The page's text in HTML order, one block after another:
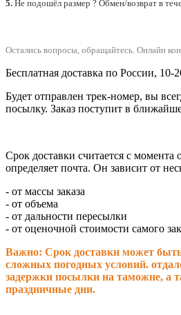
5. Не подошёл размер ? Обмен/возврат в
Остались вопросы, обращайтесь. Онлайн
Бесплатная доставка по России, 10-
Будет отправлен трек-номер, вы
посылку. Заказ поступит в
Срок доставки считается с момента
определяет почта. Он зависит от
- от массы заказа
- от объема
- от дальности пересылки
- от оценочной стоимости самого
Важно: Срок доставки может быть
сложных погодных условий. о
задержки посылки на таможне, а
праздничные дни.